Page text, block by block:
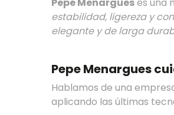
estabilidad, ligereza y
elegante y de larga
Pepe Menargues
Hablamos de una
aplicando las últimas